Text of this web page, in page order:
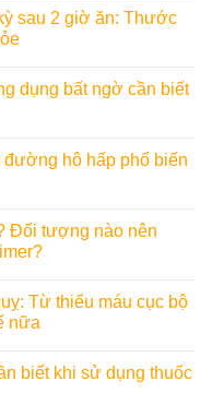
sau 2 giờ ăn: Thước
dụng bất ngờ cần biết
đường hô hấp phổ biến
Đối tượng nào nên
Từ thiếu máu cục bộ
nữa
biết khi sử dụng thuốc